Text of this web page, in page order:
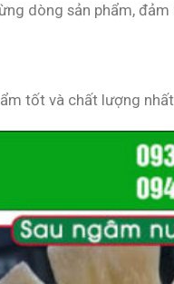
dòng sản phẩm,
tốt và chất lượng nhất